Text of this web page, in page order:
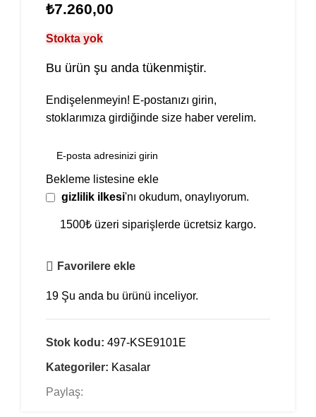
₺7.260,00
Stokta yok
Bu ürün şu anda tükenmiştir.
Endişelenmeyin! E-postanızı girin,
stoklarımıza girdiğinde size haber verelim.
Bekleme listesine ekle
gizlilik ilkesi'nı okudum, onaylıyorum.
1500₺ üzeri siparişlerde ücretsiz kargo.
Favorilere ekle
19 Şu anda bu ürünü inceliyor.
Stok kodu: 497-KSE9101E
Kategoriler: Kasalar
Paylaş: